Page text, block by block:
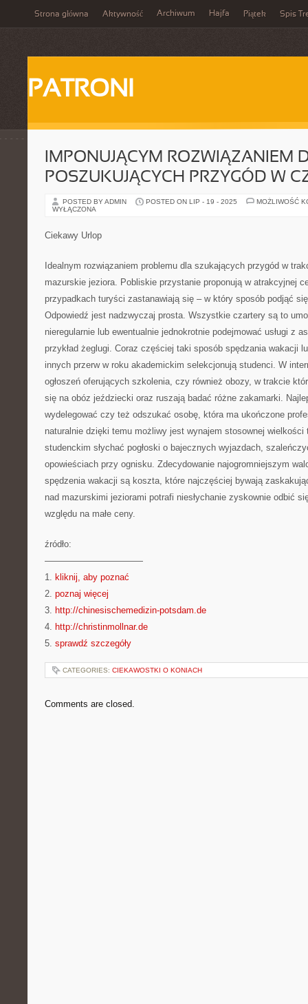
Strona główna Aktywność Archiwum Hajfa Piątek Spis
PATRONI
IMPONUJĄCYM ROZWIĄZANIEM
POSZUKUJĄCYCH PRZYGÓD W
POSTED BY ADMIN POSTED ON LIP - 19 - 2025
MOŻLIWOŚĆ
WYŁĄCZONA
Ciekawy Urlop
Idealnym rozwiązaniem problemu dla szukających przygód w
mazurskie jeziora. Pobliskie przystanie proponują w atrakcyjnej
przypadkach turyści zastanawiają się – w który sposób podjąć
Odpowiedź jest nadzwyczaj prosta. Wszystkie czartery są to
nieregularnie lub ewentualnie jednokrotnie podejmować usługi z
przykład żeglugi. Coraz częściej taki sposób spędzania wakacji
innych przerw w roku akademickim selekcjonują studenci. W
ogłoszeń oferujących szkolenia, czy również obozy, w trakcie
się na obóz jeździecki oraz ruszają badać różne zakamarki.
wydelegować czy też odszukać osobę, która ma ukończone
naturalnie dzięki temu możliwy jest wynajem stosownej wielkości
studenckim słychać pogłoski o bajecznych wyjazdach,
opowieściach przy ognisku. Zdecydowanie najogromniejszym
spędzenia wakacji są koszta, które najczęściej bywają
nad mazurskimi jeziorami potrafi niesłychanie zyskownie odbić
względu na małe ceny.
źródło:
———————————
1. kliknij, aby poznać
2. poznaj więcej
3. http://chinesischemedizin-potsdam.de
4. http://christinmollnar.de
5. sprawdź szczegóły
CATEGORIES: CIEKAWOSTKI O KONIACH
Comments are closed.